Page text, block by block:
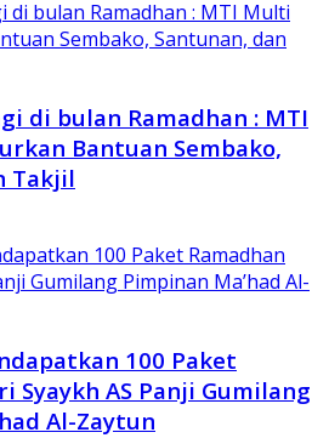
di bulan Ramadhan : MTI
Bantuan Sembako,
Takjil
100 Paket
Syaykh AS Panji Gumilang
Al-Zaytun